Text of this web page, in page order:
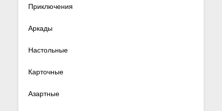
Приключения
Аркады
Настольные
Карточные
Азартные